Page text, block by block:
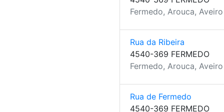
Fermedo, Arouca, Aveiro
Rua da Ribeira
4540-369 FERMEDO
Fermedo, Arouca, Aveiro
Rua de Fermedo
4540-369 FERMEDO